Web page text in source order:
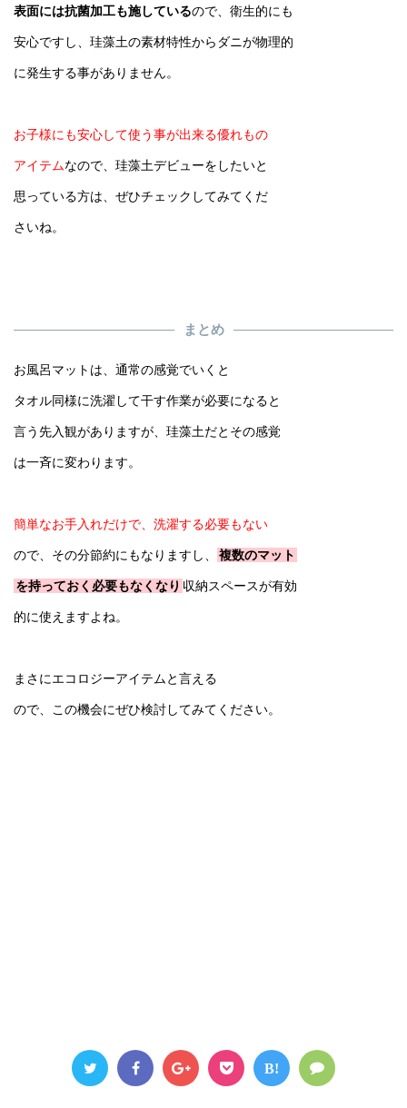
表面には抗菌加工も施しているので、衛生的にも
安心ですし、珪藻土の素材特性からダニが物理的
に発生する事がありません。
お子様にも安心して使う事が出来る優れもの
アイテムなので、珪藻土デビューをしたいと
思っている方は、ぜひチェックしてみてくだ
さいね。
まとめ
お風呂マットは、通常の感覚でいくと
タオル同様に洗濯して干す作業が必要になると
言う先入観がありますが、珪藻土だとその感覚
は一斉に変わります。
簡単なお手入れだけで、洗濯する必要もない
ので、その分節約にもなりますし、 複数のマット
を持っておく必要もなくなり 収納スペースが有効
的に使えますよね。
まさにエコロジーアイテムと言える
ので、この機会にぜひ検討してみてください。
B!